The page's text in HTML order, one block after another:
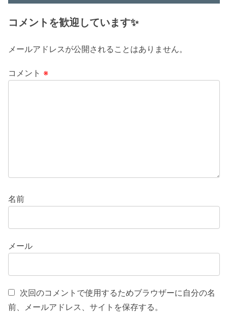
コメントを歓迎しています✨
メールアドレスが公開されることはありません。
コメント ※
名前
メール
次回のコメントで使用するためブラウザーに自分の名
前、メールアドレス、サイトを保存する。